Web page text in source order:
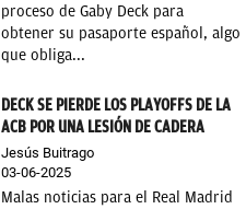
proceso de Gaby Deck para
obtener su pasaporte español, algo
que obliga...
DECK SE PIERDE LOS PLAYOFFS DE LA
ACB POR UNA LESIÓN DE CADERA
Jesús Buitrago
03-06-2025
Malas noticias para el Real Madrid